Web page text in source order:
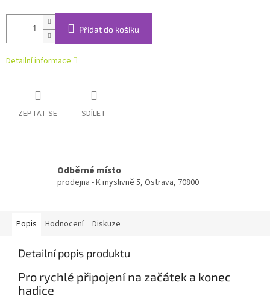
Přidat do košíku
Detailní informace
ZEPTAT SE SDÍLET
Odběrné místo
prodejna - K myslivně 5, Ostrava, 70800
Popis Hodnocení Diskuze
Detailní popis produktu
Pro rychlé připojení na začátek a konec
hadice